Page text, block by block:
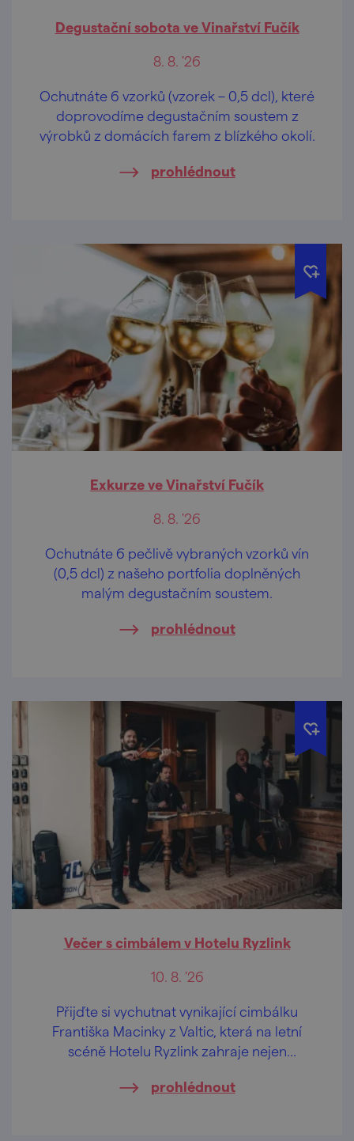
Degustační sobota ve Vinařství Fučík
8. 8. '26
Ochutnáte 6 vzorků (vzorek – 0,5 dcl), které
doprovodíme degustačním soustem z
výrobků z domácích farem z blízkého okolí.
prohlédnout
Exkurze ve Vinařství Fučík
8. 8. '26
Ochutnáte 6 pečlivě vybraných vzorků vín
(0,5 dcl) z našeho portfolia doplněných
malým degustačním soustem.
prohlédnout
Večer s cimbálem v Hotelu Ryzlink
10. 8. '26
Přijďte si vychutnat vynikající cimbálku
Františka Macinky z Valtic, která na letní
scéně Hotelu Ryzlink zahraje nejen
prohlédnout